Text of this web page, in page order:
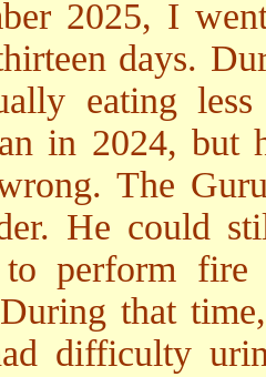
2025, I
days.
eating
in 2024, but
The
He could
to perform
that
difficulty